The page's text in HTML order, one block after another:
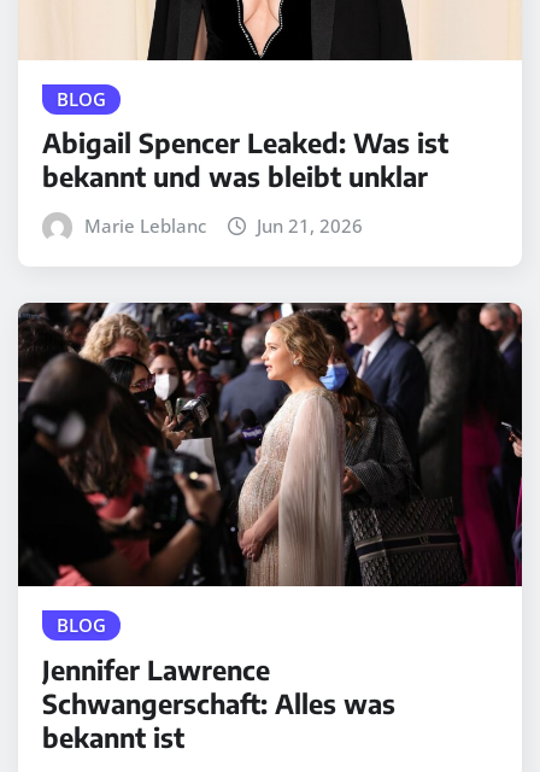
BLOG
Abigail Spencer Leaked: Was ist
bekannt und was bleibt unklar
Marie Leblanc Jun 21, 2026
BLOG
Jennifer Lawrence
Schwangerschaft: Alles was
bekannt ist